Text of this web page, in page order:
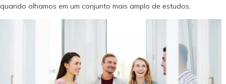
quando olhamos em um conjunto mais amplo de estudos.